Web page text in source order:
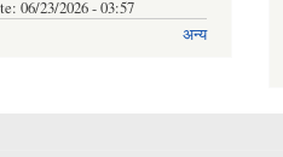
06/23/2026 - 03:57
अन्य